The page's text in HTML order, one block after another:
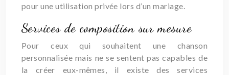
pour une utilisation privée lors d’un mariage.
Services de composition sur mesure
Pour ceux qui souhaitent une chanson
personnalisée mais ne se sentent pas capables de
la créer eux-mêmes, il existe des services